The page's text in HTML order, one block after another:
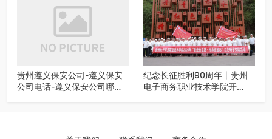
贵州遵义保安公司-遵义保安
公司电话-遵义保安公司哪家
纪念长征胜利90周年丨贵州
电子商务职业技术学院开